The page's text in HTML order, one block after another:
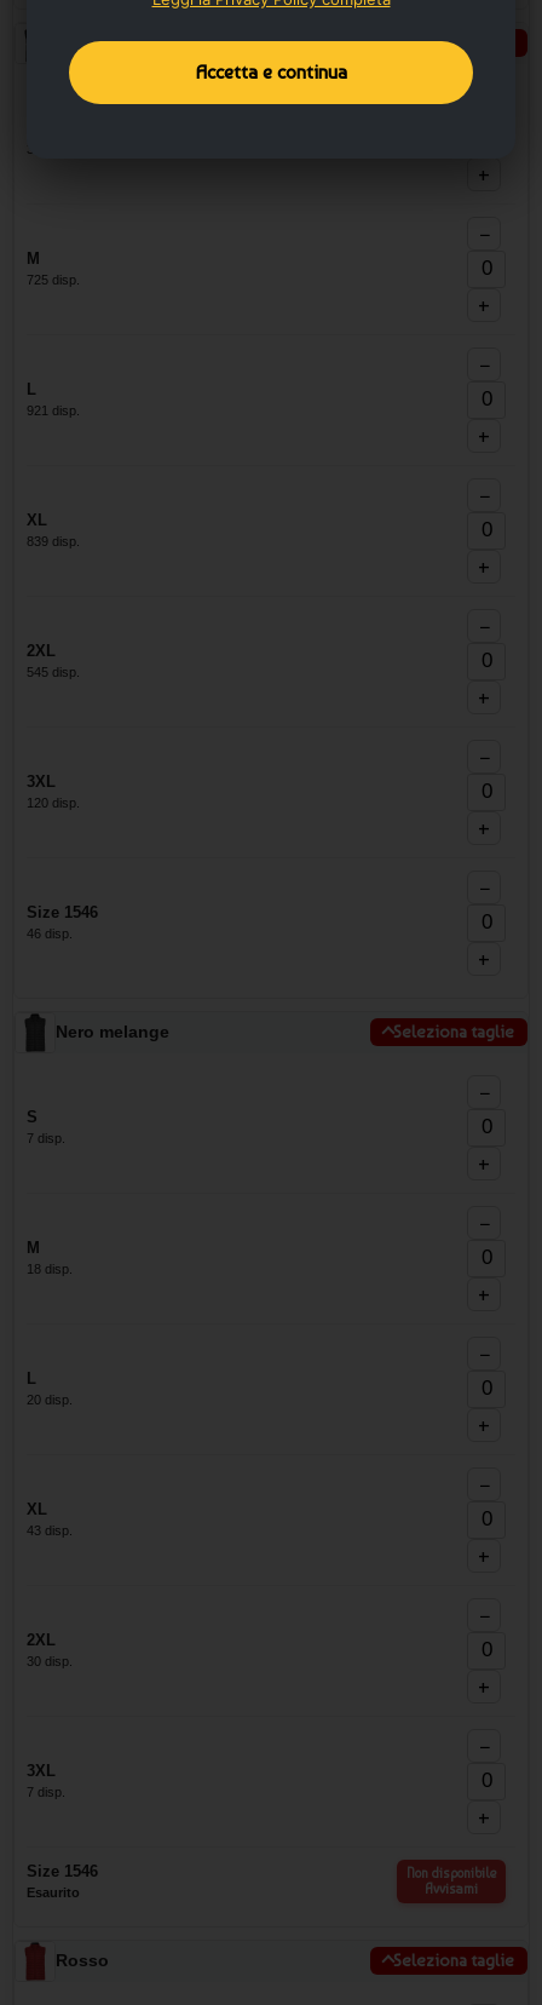
Nero Seleziona taglie
364 disp.
+
M
725 disp.
−
+
L
921 disp.
−
+
XL
839 disp.
−
+
2XL
545 disp.
−
+
3XL
120 disp.
−
+
Size 1546
46 disp.
−
+
Nero melange Seleziona taglie
S
7 disp.
−
+
M
18 disp.
−
+
L
20 disp.
−
+
XL
43 disp.
−
+
2XL
30 disp.
−
+
3XL
7 disp.
−
+
Size 1546
Esaurito
Non disponibile
Avvisami
Rosso Seleziona taglie
Accetta e continua